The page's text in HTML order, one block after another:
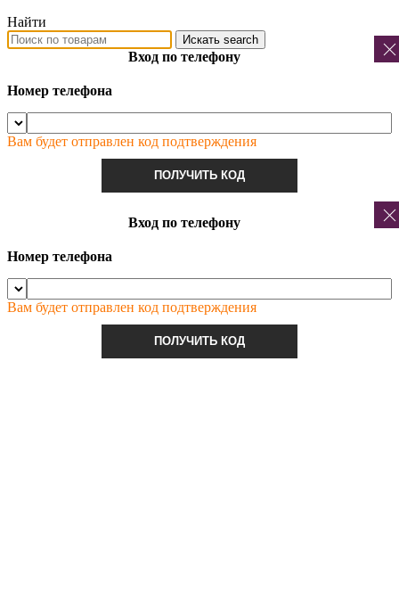
Найти
Искать search
Вход по телефону
Номер телефона
Вам будет отправлен код подтверждения
ПОЛУЧИТЬ КОД
Вход по телефону
Номер телефона
Вам будет отправлен код подтверждения
ПОЛУЧИТЬ КОД